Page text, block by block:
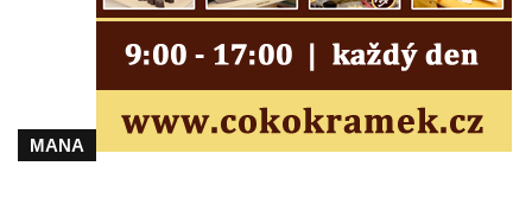
Pamětní deska Vojtěcha Kocmicha na
domě čp. 37 v ulici Betlém v Římově
Pomník na paměť zrušení roboty v Plavu
Socha vodníka v Plavu
MANA